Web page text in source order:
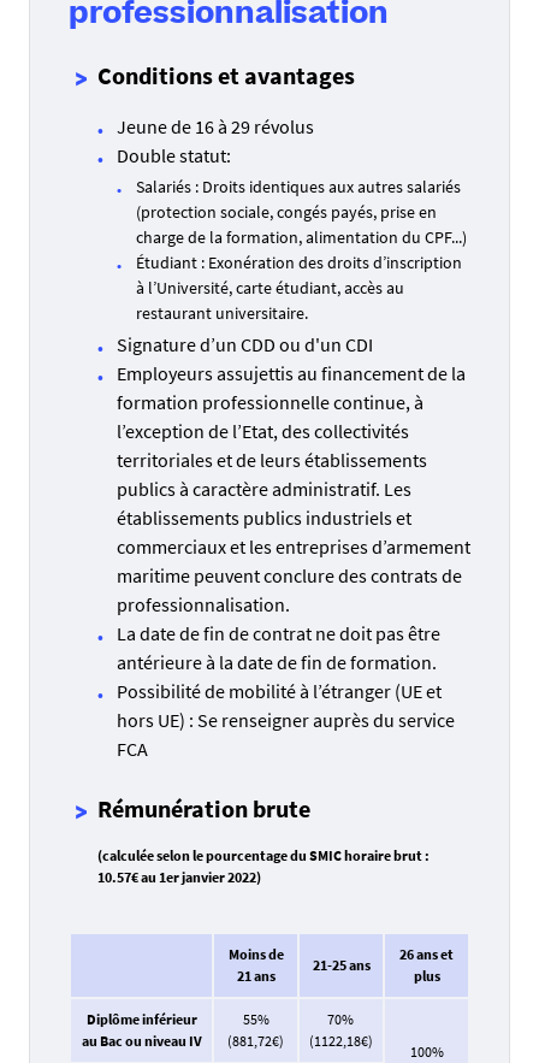
professionnalisation
Conditions et avantages
Jeune de 16 à 29 révolus
Double statut:
Salariés : Droits identiques aux autres salariés
(protection sociale, congés payés, prise en
charge de la formation, alimentation du CPF...)
Étudiant : Exonération des droits d’inscription
à l’Université, carte étudiant, accès au
restaurant universitaire.
Signature d’un CDD ou d'un CDI
Employeurs assujettis au financement de la
formation professionnelle continue, à
l’exception de l’Etat, des collectivités
territoriales et de leurs établissements
publics à caractère administratif. Les
établissements publics industriels et
commerciaux et les entreprises d’armement
maritime peuvent conclure des contrats de
professionnalisation.
La date de fin de contrat ne doit pas être
antérieure à la date de fin de formation.
Possibilité de mobilité à l’étranger (UE et
hors UE) : Se renseigner auprès du service
FCA
Rémunération brute
(calculée selon le pourcentage du SMIC horaire brut :
10.57€ au 1er janvier 2022)
Moins de
21 ans
21-25 ans
26 ans et
plus
Diplôme inférieur
au Bac ou niveau IV
55%
(881,72€)
70%
(1122,18€)
100%